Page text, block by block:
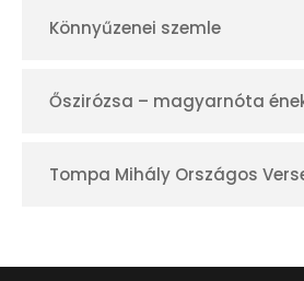
Könnyűzenei szemle
Őszirózsa – magyarnóta
Tompa Mihály Országos